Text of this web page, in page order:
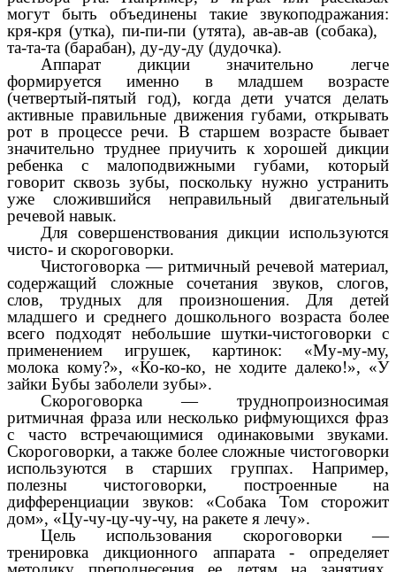
могут быть объединены такие звукоподражания:
кря-кря (утка), пи-пи-пи (утята), ав-ав-ав (собака),
та-та-та (барабан), ду-ду-ду (дудочка).
Аппарат дикции значительно легче
формируется именно в младшем возрасте
(четвертый-пятый год), когда дети учатся делать
активные правильные движения губами, открывать
рот в процессе речи. В старшем возрасте бывает
значительно труднее приучить к хорошей дикции
ребенка с малоподвижными губами, который
говорит сквозь зубы, поскольку нужно устранить
уже сложившийся неправильный двигательный
речевой навык.
Для совершенствования дикции используются
чисто- и скороговорки.
Чистоговорка — ритмичный речевой материал,
содержащий сложные сочетания звуков, слогов,
слов, трудных для произношения. Для детей
младшего и среднего дошкольного возраста более
всего подходят небольшие шутки-чистоговорки с
применением игрушек, картинок: «Му-му-му,
молока кому?», «Ко-ко-ко, не ходите далеко!», «У
зайки Бубы заболели зубы».
Скороговорка — труднопроизносимая
ритмичная фраза или несколько рифмующихся фраз
с часто встречающимися одинаковыми звуками.
Скороговорки, а также более сложные чистоговорки
используются в старших группах. Например,
полезны чистоговорки, построенные на
дифференциации звуков: «Собака Том сторожит
дом», «Цу-чу-цу-чу-чу, на ракете я лечу».
Цель использования скороговорки —
тренировка дикционного аппарата - определяет